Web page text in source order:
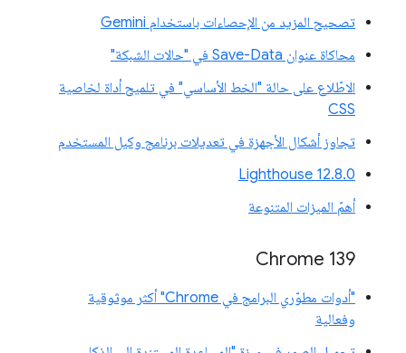
تصحيح المزيد من الإحصاءات باستخدام Gemini
محاكاة عنوان Save-Data في "حالات الشبكة"
الاطّلاع على حالة "الخط الأساسي" في تلميح أداة لخاصية
CSS
تجاوز أشكال الأجهزة في تعديلات برنامج وكيل المستخدم
‫Lighthouse 12.8.0
أهمّ الميزات المتنوعة
‫Chrome 139
"أدوات مطوّري البرامج في Chrome" أكثر موثوقية
وفعالية